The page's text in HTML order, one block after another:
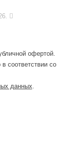
офертой.
соответствии со
данных